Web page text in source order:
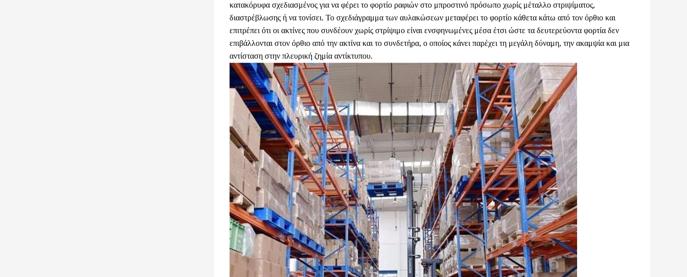
κατακόρυφα σχεδιασμένος για να φέρει το φορτίο ραφιών στο μπροστινό πρόσωπο χωρίς μέταλλο στριψίματος,
διαστρέβλωσης ή να τονίσει. Το σχεδιάγραμμα των αυλακώσεων μεταφέρει το φορτίο κάθετα κάτω από τον όρθιο και
επιτρέπει ότι οι ακτίνες που συνδέουν χωρίς στρίψιμο είναι ενσφηνωμένες μέσα έτσι ώστε τα δευτερεύοντα φορτία δεν
επιβάλλονται στον όρθιο από την ακτίνα και το συνδετήρα, ο οποίος κάνει παρέχει τη μεγάλη δύναμη, την ακαμψία και μια
αντίσταση στην πλευρική ζημία αντίκτυπου.